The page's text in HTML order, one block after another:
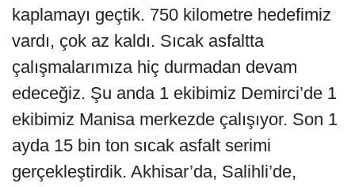
kaplamayı geçtik. 750 kilometre hedefimiz
vardı, çok az kaldı. Sıcak asfaltta
çalışmalarımıza hiç durmadan devam
edeceğiz. Şu anda 1 ekibimiz Demirci’de 1
ekibimiz Manisa merkezde çalışıyor. Son 1
ayda 15 bin ton sıcak asfalt serimi
gerçekleştirdik. Akhisar’da, Salihli’de,